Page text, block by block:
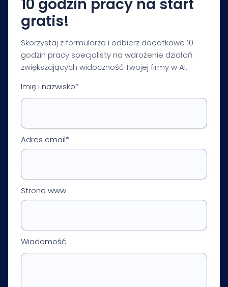
10 godzin pracy na start
gratis!
Skorzystaj z formularza i odbierz dodatkowe 10
godzin pracy specjalisty na wdrożenie działań
zwiększających widoczność Twojej firmy w AI.
Imię i nazwisko*
Adres email*
Strona www
Wiadomość